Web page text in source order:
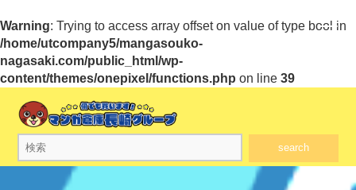
Warning: Trying to access array offset on value of type bool in
/home/utcompany5/mangasouko-
nagasaki.com/public_html/wp-
content/themes/onepixel/functions.php on line 39
search